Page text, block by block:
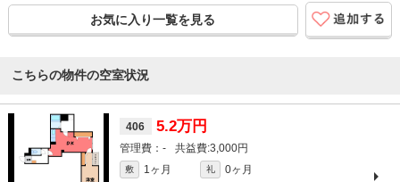
お気に入り一覧を見る
こちらの物件の空室状況
406 5.2万円
- 3,000円
敷 1ヶ月 礼
0ヶ月